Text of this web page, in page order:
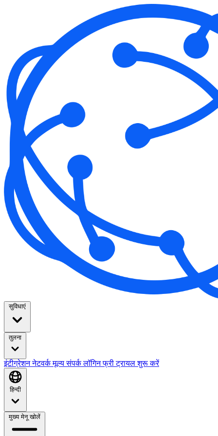
सुविधाएं
तुलना
इंटीग्रेशननेटवर्कमूल्यसंपर्कलॉगिनफ्री ट्रायल शुरू करें
हिन्दी
मुख्य मेनू खोलें